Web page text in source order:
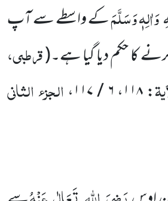
وَاٰلِہٖ وَسَلَّمَکے واسطے سے آپ
کا حکم دیا گیا ہے۔(قرطبی،
:۱۱۸،۶ / ۱۱۷ ، الجزء الثانی